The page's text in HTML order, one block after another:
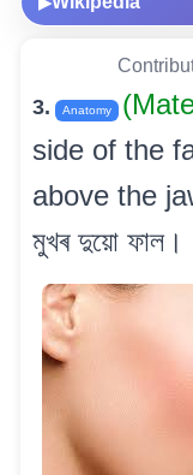
3. Anatomy
side of the
above the
মুখৰ দুয়ো ফাল।